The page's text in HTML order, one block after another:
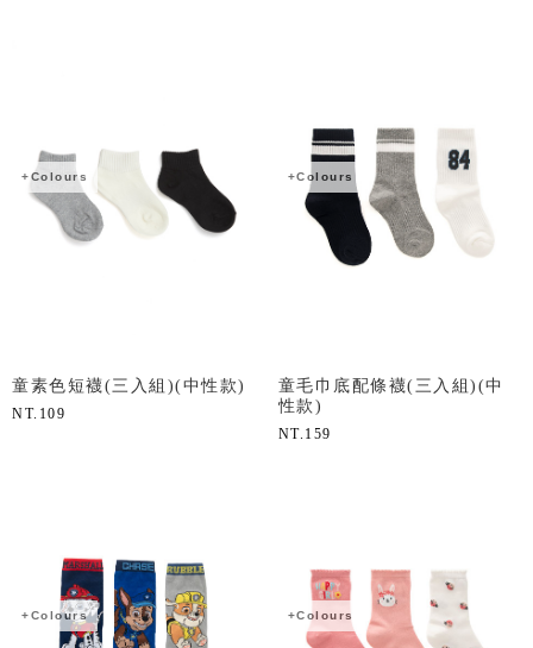
+Colours
童素色短襪(三入組)(中性款)
NT. 109
+Colours
童毛巾底配條襪(三入組)(中
性款)
NT. 159
+Colours +Colours